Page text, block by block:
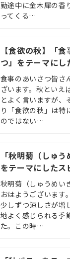
勤途中に金木犀の香
ってくる…
【食欲の秋】「
つ」をテーマにし
食事のあいさつ皆さ
ざいます。秋といえ
とよく言いますが、
り「食欲の秋」は特
のではない…
「秋明菊（しゅう
をテーマにしたス
秋明菊（しゅうめい
おはようございます
少しずつ涼しさが増
地よく感じられる季
た。この時…